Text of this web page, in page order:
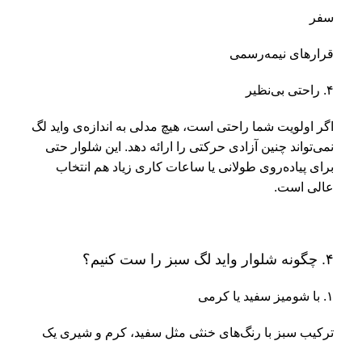
سفر
قرارهای نیمه‌رسمی
۴. راحتی بی‌نظیر
اگر اولویت شما راحتی است، هیچ مدلی به اندازه‌ی واید لگ
نمی‌تواند چنین آزادی حرکتی را ارائه دهد. این شلوار حتی
برای پیاده‌روی طولانی یا ساعات کاری زیاد هم انتخاب
عالی است.
۴. چگونه شلوار واید لگ سبز را ست کنیم؟
۱. با شومیز سفید یا کرمی
ترکیب سبز با رنگ‌های خنثی مثل سفید، کرم و شیری یک